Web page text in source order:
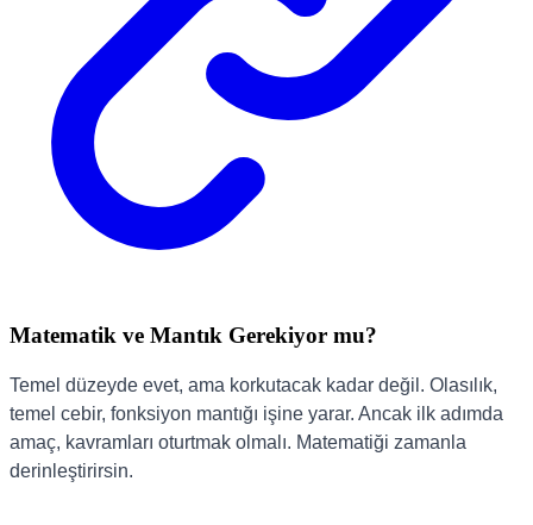
Matematik ve Mantık Gerekiyor mu?
Temel düzeyde evet, ama korkutacak kadar değil. Olasılık,
temel cebir, fonksiyon mantığı işine yarar. Ancak ilk adımda
amaç, kavramları oturtmak olmalı. Matematiği zamanla
derinleştirirsin.